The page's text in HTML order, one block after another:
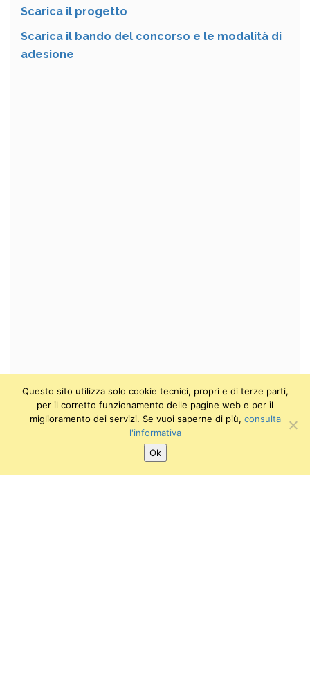
Scarica il progetto
Scarica il bando del concorso e le modalità di
adesione
Facebook
Instagram
Questo sito utilizza solo cookie tecnici, propri e di terze parti,
per il corretto funzionamento delle pagine web e per il
miglioramento dei servizi. Se vuoi saperne di più, consulta
l'informativa
Ok